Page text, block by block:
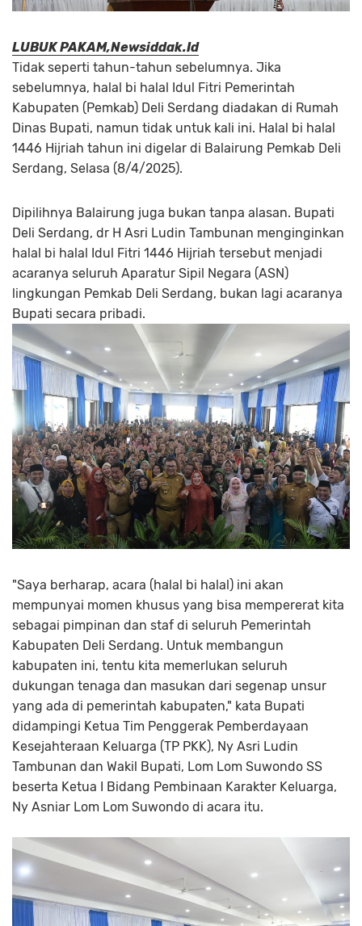
LUBUK PAKAM,Newsiddak.Id
Tidak seperti tahun-tahun sebelumnya. Jika
sebelumnya, halal bi halal Idul Fitri Pemerintah
Kabupaten (Pemkab) Deli Serdang diadakan di Rumah
Dinas Bupati, namun tidak untuk kali ini. Halal bi halal
1446 Hijriah tahun ini digelar di Balairung Pemkab Deli
Serdang, Selasa (8/4/2025).
Dipilihnya Balairung juga bukan tanpa alasan. Bupati
Deli Serdang, dr H Asri Ludin Tambunan menginginkan
halal bi halal Idul Fitri 1446 Hijriah tersebut menjadi
acaranya seluruh Aparatur Sipil Negara (ASN)
lingkungan Pemkab Deli Serdang, bukan lagi acaranya
Bupati secara pribadi.
"Saya berharap, acara (halal bi halal) ini akan
mempunyai momen khusus yang bisa mempererat kita
sebagai pimpinan dan staf di seluruh Pemerintah
Kabupaten Deli Serdang. Untuk membangun
kabupaten ini, tentu kita memerlukan seluruh
dukungan tenaga dan masukan dari segenap unsur
yang ada di pemerintah kabupaten," kata Bupati
didampingi Ketua Tim Penggerak Pemberdayaan
Kesejahteraan Keluarga (TP PKK), Ny Asri Ludin
Tambunan dan Wakil Bupati, Lom Lom Suwondo SS
beserta Ketua I Bidang Pembinaan Karakter Keluarga,
Ny Asniar Lom Lom Suwondo di acara itu.